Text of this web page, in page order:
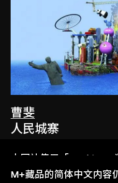
曹斐
人民城寨
本网站使用「Cookies」
体验。
M+藏品的简体中文内容